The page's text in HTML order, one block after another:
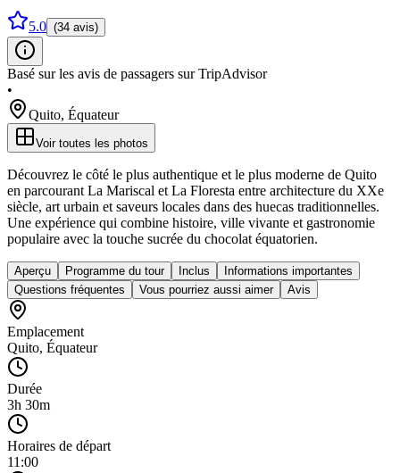
5.0 (34 avis)
Basé sur les avis de passagers sur TripAdvisor
•
Quito, Équateur
Voir toutes les photos
Découvrez le côté le plus authentique et le plus moderne de Quito
en parcourant La Mariscal et La Floresta entre architecture du XXe
siècle, art urbain et saveurs locales dans des huecas traditionnelles.
Une expérience qui combine histoire, ville vivante et gastronomie
populaire avec la touche sucrée du chocolat équatorien.
Aperçu Programme du tour Inclus
Informations importantes
Questions fréquentes
Vous pourriez aussi aimer Avis
Emplacement
Quito, Équateur
Durée
3h 30m
Horaires de départ
11:00